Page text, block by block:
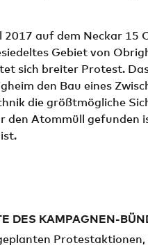
2017 auf dem Neckar
Gebiet von
sich breiter Protest.
den Bau eines
die größtmögliche
den Atommüll gefunden
DES KAMPAGNEN-